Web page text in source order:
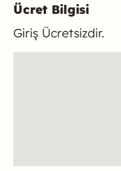
Ücret Bilgisi
Giriş Ücretsizdir.